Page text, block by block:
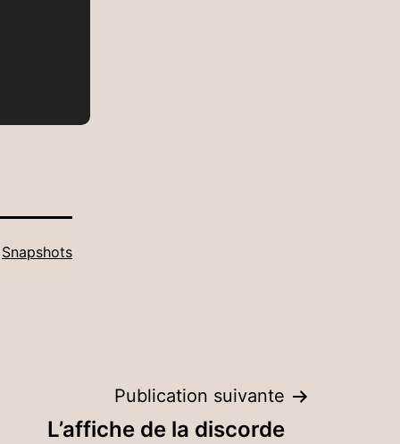
Snapshots
Publication suivante
L’affiche de la discorde